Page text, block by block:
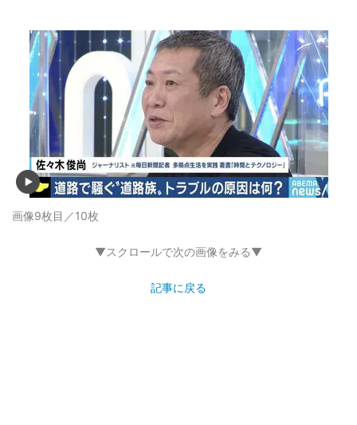
画像9枚目／10枚
▼スクロールで次の画像をみる▼
記事に戻る